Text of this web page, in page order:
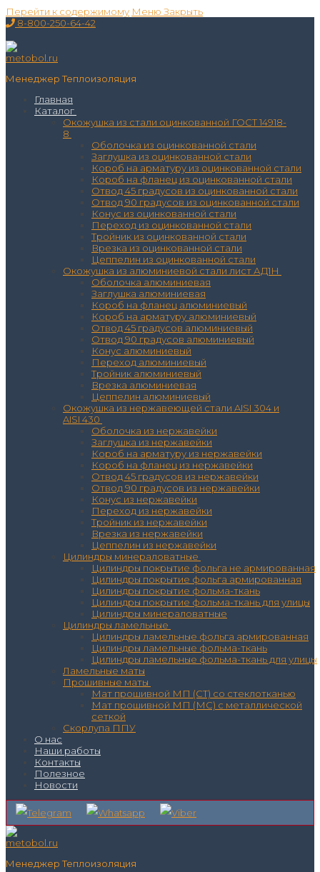
Перейти к содержимому Меню Закрыть
8-800-250-64-42
Менеджер Теплоизоляция
Главная
Каталог
Окожушка из стали оцинкованной ГОСТ 14918-
8
Оболочка из оцинкованной стали
Заглушка из оцинкованной стали
Короб на арматуру из оцинкованной стали
Короб на фланец из оцинкованной стали
Отвод 45 градусов из оцинкованной стали
Отвод 90 градусов из оцинкованной стали
Конус из оцинкованной стали
Переход из оцинкованной стали
Тройник из оцинкованной стали
Врезка из оцинкованной стали
Цеппелин из оцинкованной стали
Окожушка из алюминиевой стали лист АД1Н
Оболочка алюминиевая
Заглушка алюминиевая
Короб на фланец алюминиевый
Короб на арматуру алюминиевый
Отвод 45 градусов алюминиевый
Отвод 90 градусов алюминиевый
Конус алюминиевый
Переход алюминиевый
Тройник алюминиевый
Врезка алюминиевая
Цеппелин алюминиевый
Окожушка из нержавеющей стали AISI 304 и
AISI 430
Оболочка из нержавейки
Заглушка из нержавейки
Короб на арматуру из нержавейки
Короб на фланец из нержавейки
Отвод 45 градусов из нержавейки
Отвод 90 градусов из нержавейки
Конус из нержавейки
Переход из нержавейки
Тройник из нержавейки
Врезка из нержавейки
Цеппелин из нержавейки
Цилиндры минераловатные
Цилиндры покрытие фольга не армированная
Цилиндры покрытие фольга армированная
Цилиндры покрытие фольма-ткань
Цилиндры покрытие фольма-ткань для улицы
Цилиндры минераловатные
Цилиндры ламельные
Цилиндры ламельные фольга армированная
Цилиндры ламельные фольма-ткань
Цилиндры ламельные фольма-ткань для улицы
Ламельные маты
Прошивные маты
Мат прошивной МП (СТ) со стеклотканью
Мат прошивной МП (МС) с металлической
сеткой
Скорлупа ППУ
О нас
Наши работы
Контакты
Полезное
Новости
Менеджер Теплоизоляция